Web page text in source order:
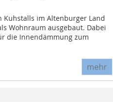
Kuhstalls im Altenburger Land
Wohnraum ausgebaut. Dabei
die Innendämmung zum
mehr